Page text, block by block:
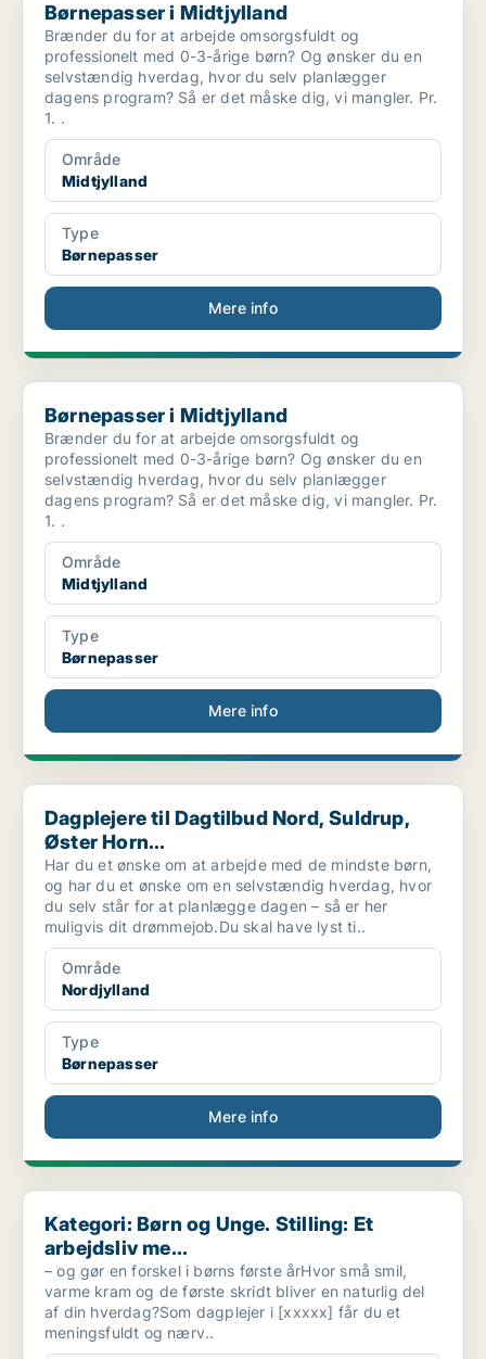
Børnepasser i Midtjylland
Brænder du for at arbejde omsorgsfuldt og
professionelt med 0-3-årige børn? Og ønsker du en
selvstændig hverdag, hvor du selv planlægger
dagens program? Så er det måske dig, vi mangler. Pr.
1. .
Område
Midtjylland
Type
Børnepasser
Mere info
Børnepasser i Midtjylland
Børnepasser i Midtjylland
Brænder du for at arbejde omsorgsfuldt og
professionelt med 0-3-årige børn? Og ønsker du en
selvstændig hverdag, hvor du selv planlægger
dagens program? Så er det måske dig, vi mangler. Pr.
1. .
Område
Midtjylland
Type
Børnepasser
Mere info
Dagplejere til Dagtilbud Nord, Suldrup, Øster Horn...
Dagplejere til Dagtilbud Nord, Suldrup,
Øster Horn...
Har du et ønske om at arbejde med de mindste børn,
og har du et ønske om en selvstændig hverdag, hvor
du selv står for at planlægge dagen – så er her
muligvis dit drømmejob.Du skal have lyst ti..
Område
Nordjylland
Type
Børnepasser
Mere info
Kategori: Børn og Unge. Stilling: Et arbejdsliv me...
Kategori: Børn og Unge. Stilling: Et
arbejdsliv me...
– og gør en forskel i børns første årHvor små smil,
varme kram og de første skridt bliver en naturlig del
af din hverdag?Som dagplejer i [xxxxx] får du et
meningsfuldt og nærv..